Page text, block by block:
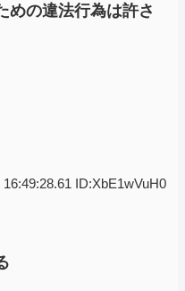
めの違法行為は許さ
ID:XbE1wVuH0